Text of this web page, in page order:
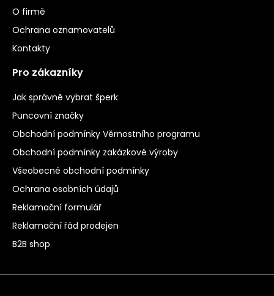
O firmě
Ochrana oznamovatelů
Kontakty
Pro zákazníky
Jak správně vybrat šperk
Puncovní značky
Obchodní podmínky Věrnostního programu
Obchodní podmínky zakázkové výroby
Všeobecné obchodní podmínky
Ochrana osobních údajů
Reklamační formulář
Reklamační řád prodejen
B2B shop